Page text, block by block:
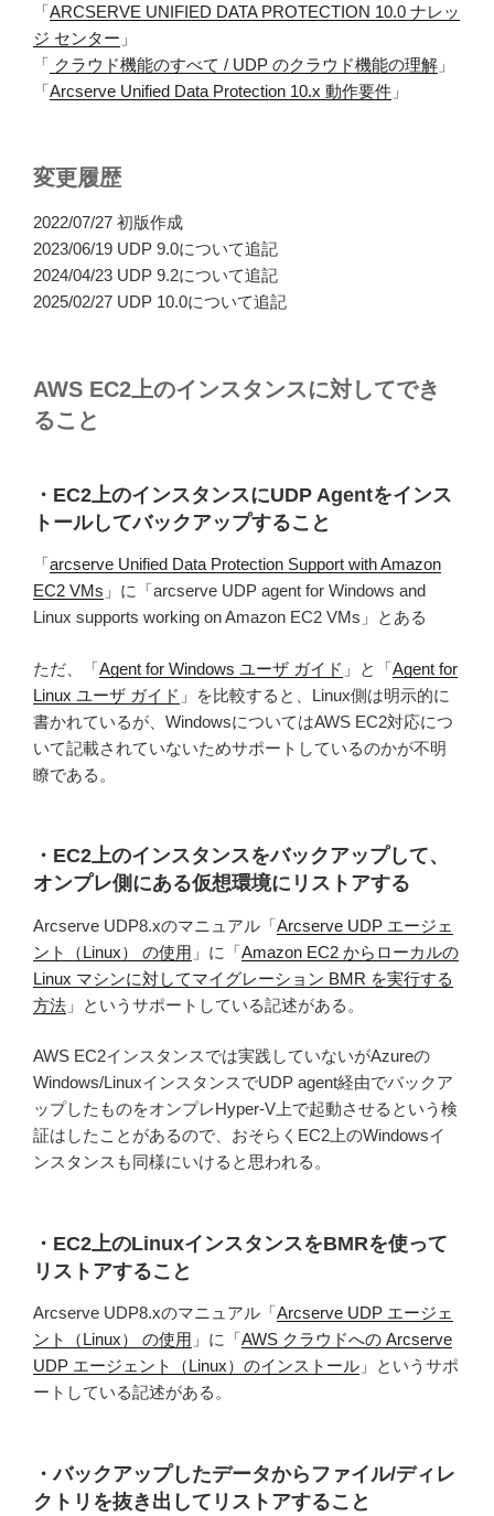
「ARCSERVE UNIFIED DATA PROTECTION 10.0 ナレッ
ジ センター 」
「 クラウド機能のすべて / UDP のクラウド機能の理解 」
「Arcserve Unified Data Protection 10.x 動作要件 」
変更履歴
2022/07/27 初版作成
2023/06/19 UDP 9.0について追記
2024/04/23 UDP 9.2について追記
2025/02/27 UDP 10.0について追記
AWS EC2上のインスタンスに対してでき
ること
・EC2上のインスタンスにUDP Agentをインス
トールしてバックアップすること
「arcserve Unified Data Protection Support with Amazon
EC2 VMs 」に「arcserve UDP agent for Windows and
Linux supports working on Amazon EC2 VMs」とある
ただ、「Agent for Windows ユーザ ガイド 」と「Agent for
Linux ユーザ ガイド 」を比較すると、Linux側は明示的に
書かれているが、WindowsについてはAWS EC2対応につ
いて記載されていないためサポートしているのかが不明
瞭である。
・EC2上のインスタンスをバックアップして、
オンプレ側にある仮想環境にリストアする
Arcserve UDP8.xのマニュアル「Arcserve UDP エージェ
ント（Linux） の使用 」に「Amazon EC2 からローカルの
Linux マシンに対してマイグレーション BMR を実行する
方法 」というサポートしている記述がある。
AWS EC2インスタンスでは実践していないがAzureの
Windows/LinuxインスタンスでUDP agent経由でバックア
ップしたものをオンプレHyper-V上で起動させるという検
証はしたことがあるので、おそらくEC2上のWindowsイ
ンスタンスも同様にいけると思われる。
・EC2上のLinuxインスタンスをBMRを使って
リストアすること
Arcserve UDP8.xのマニュアル「Arcserve UDP エージェ
ント（Linux） の使用 」に「AWS クラウドへの Arcserve
UDP エージェント（Linux）のインストール 」というサポ
ートしている記述がある。
・バックアップしたデータからファイル/ディレ
クトリを抜き出してリストアすること